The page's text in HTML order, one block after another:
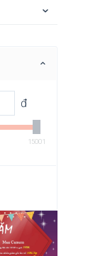
đ
15001